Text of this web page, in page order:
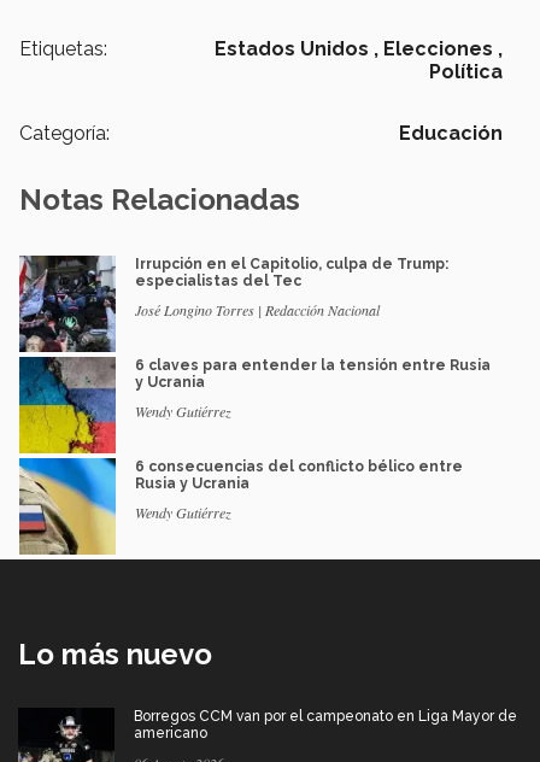
Etiquetas: Estados Unidos , Elecciones ,
Política
Categoría: Educación
Notas Relacionadas
Irrupción en el Capitolio, culpa de Trump:
especialistas del Tec
José Longino Torres | Redacción Nacional
6 claves para entender la tensión entre Rusia
y Ucrania
Wendy Gutiérrez
6 consecuencias del conflicto bélico entre
Rusia y Ucrania
Wendy Gutiérrez
Lo más nuevo
Borregos CCM van por el campeonato en Liga Mayor de
americano